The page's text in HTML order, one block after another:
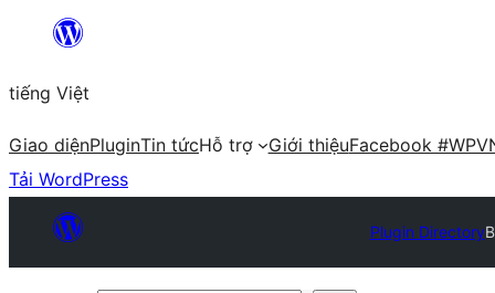
Chuyển
phần
nội
dung
tiếng Việt
Giao diệnPluginTin tứcHỗ trợ Giới thiệuFacebook
Tải WordPress
Plugin Directory